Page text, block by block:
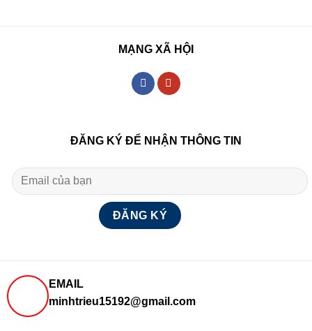
MẠNG XÃ HỘI
ĐĂNG KÝ ĐỂ NHẬN THÔNG TIN
EMAIL
minhtrieu15192@gmail.com